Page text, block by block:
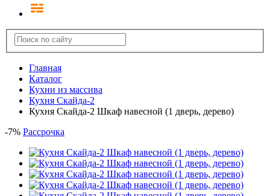
Главная
Каталог
Кухни из массива
Кухня Скайда-2
Кухня Скайда-2 Шкаф навесной (1 дверь, дерево)
-7% Рассрочка